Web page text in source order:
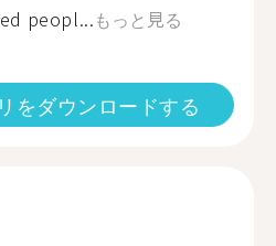
peopl...もっと見る
をダウンロードする